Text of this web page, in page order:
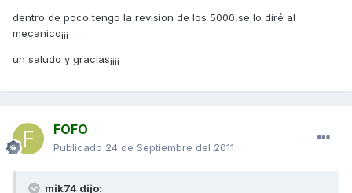
dentro de poco tengo la revision de los 5000,se lo diré al
mecanico¡¡¡
un saludo y gracias¡¡¡¡
FOFO
Publicado 24 de Septiembre del 2011
mik74 dijo: